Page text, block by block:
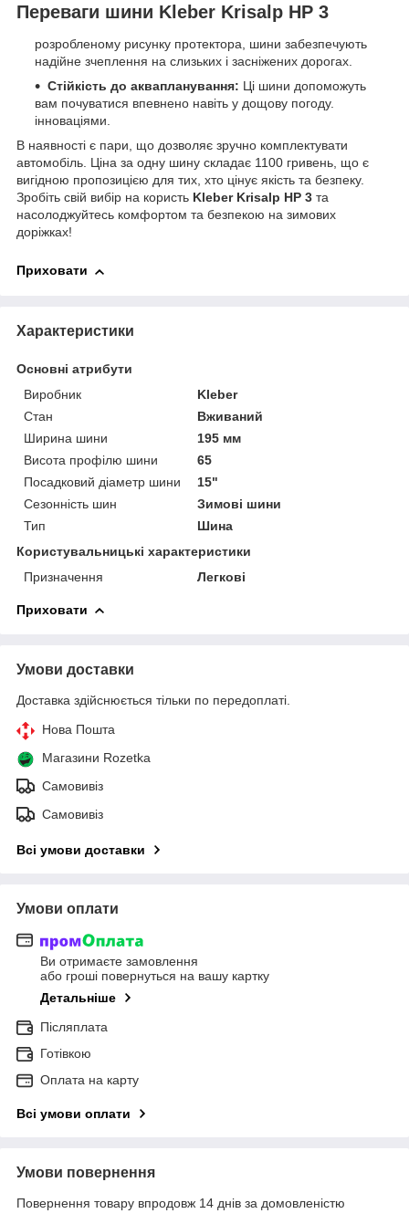
Переваги шини Kleber Krisalp HP 3
розробленому рисунку протектора, шини забезпечують
надійне зчеплення на слизьких і засніжених дорогах.
Стійкість до аквапланування: Ці шини допоможуть
вам почуватися впевнено навіть у дощову погоду.
інноваціями.
В наявності є пари, що дозволяє зручно комплектувати
автомобіль. Ціна за одну шину складає 1100 гривень, що є
вигідною пропозицією для тих, хто цінує якість та безпеку.
Зробіть свій вибір на користь Kleber Krisalp HP 3 та
насолоджуйтесь комфортом та безпекою на зимових
доріжках!
Приховати
Характеристики
Основні атрибути
Виробник
Kleber
Стан
Вживаний
Ширина шини
195 мм
Висота профілю шини
65
Посадковий діаметр шини
15"
Сезонність шин
Зимові шини
Тип
Шина
Користувальницькі характеристики
Призначення
Легкові
Приховати
Умови доставки
Доставка здійснюється тільки по передоплаті.
Нова Пошта
Магазини Rozetka
Самовивіз
Самовивіз
Всі умови доставки
Умови оплати
Ви отримаєте замовлення
або гроші повернуться на вашу картку
Детальніше
Післяплата
Готівкою
Оплата на карту
Всі умови оплати
Умови повернення
Повернення товару впродовж 14 днів за домовленістю